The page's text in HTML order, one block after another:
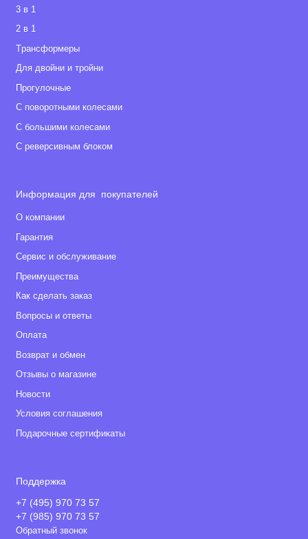
3 в 1
2 в 1
Tрансформеры
Для двойни и тройни
Прогулочные
С поворотными колесами
С большими колесами
С реверсивным блоком
Информация для покупателей
О компании
Гарантия
Сервис и обслуживание
Преимущества
Как сделать заказ
Вопросы и ответы
Оплата
Возврат и обмен
Отзывы о магазине
Новости
Условия соглашения
Подарочные сертификаты
Поддержка
+7 (495) 970 73 57
+7 (985) 970 73 57
Обратный звонок